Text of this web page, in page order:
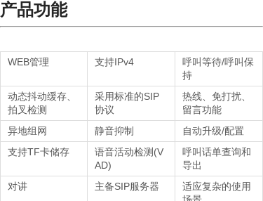
产品功能
WEB管理 支持IPv4
呼叫等待/呼叫保
持
动态抖动缓存、
拍叉检测
采用标准的SIP
协议
热线、免打扰、
留言功能
异地组网
静音抑制
自动升级/配置
支持TF卡储存
语音活动检测(V
AD)
呼叫话单查询和
导出
对讲
主备SIP服务器
适应复杂的使用